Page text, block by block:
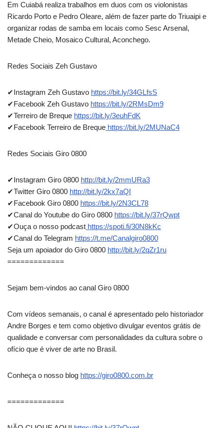
Em Cuiabá realiza trabalhos em duos com os violonistas
Ricardo Porto e Pedro Oleare, além de fazer parte do Triuaipi e
organizar rodas de samba em locais como Sesc Arsenal,
Metade Cheio, Mosaico Cultural, Aconchego.
Redes Sociais Zeh Gustavo
✔Instagram Zeh Gustavo https://bit.ly/34GLfsS
✔Facebook Zeh Gustavo https://bit.ly/2RMsDm9
✔Terreiro de Breque https://bit.ly/3euhFdK
✔Facebook Terreiro de Breque https://bit.ly/2MUNaC4
Redes Sociais Giro 0800
✔Instagram Giro 0800 http://bit.ly/2mmURa3
✔Twitter Giro 0800 http://bit.ly/2kx7aQI
✔Facebook Giro 0800 https://bit.ly/2N3CL78
✔Canal do Youtube do Giro 0800 https://bit.ly/37rQwpt
✔Ouça o nosso podcast https://spoti.fi/30N8kKc
✔Canal do Telegram https://t.me/Canalgiro0800
Seja um apoiador do Giro 0800 http://bit.ly/2qZr1ru
=============
Sejam bem-vindos ao canal Giro 0800
Com vídeos semanais, o canal é apresentado pelo historiador
Andre Borges e tem como objetivo divulgar eventos grátis de
qualidade e conversar com personalidades da cultura sobre o
ofício que é viver de arte no Brasil.
Conheça o nosso blog https://giro0800.com.br
=============